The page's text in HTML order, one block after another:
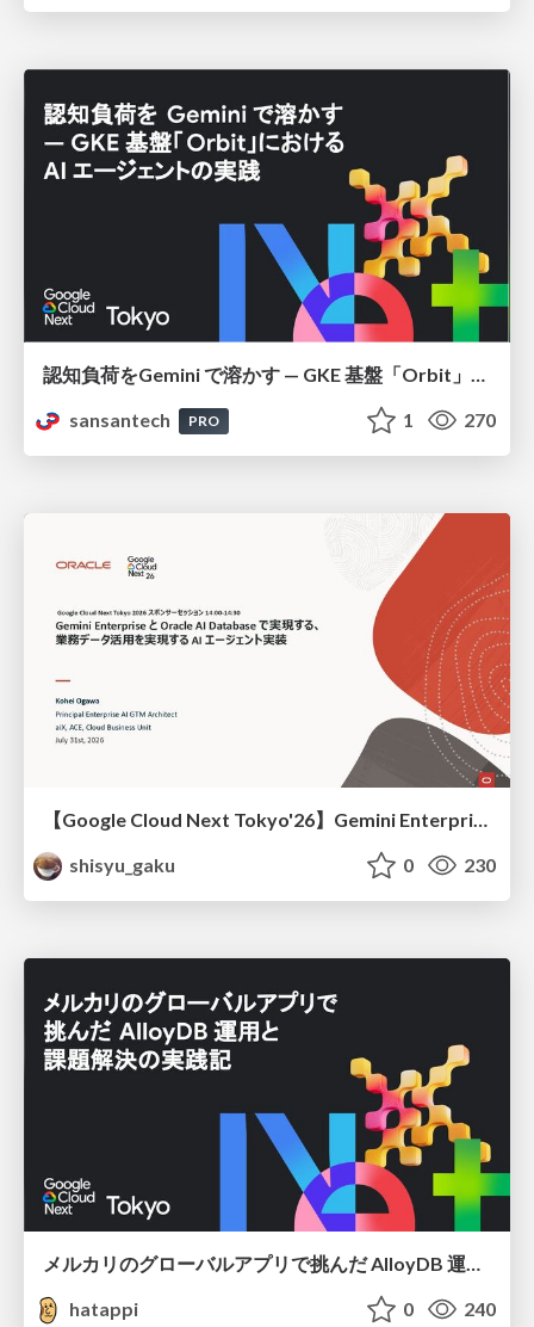
認知負荷をGemini で溶かす — GKE 基盤「Orbit」における AI エージェントの実践
sansantech
PRO 1 270
shisyu_gaku
0 230
メルカリのグローバルアプリで挑んだ AlloyDB 運用と課題解決の実践記
hatappi
0 240